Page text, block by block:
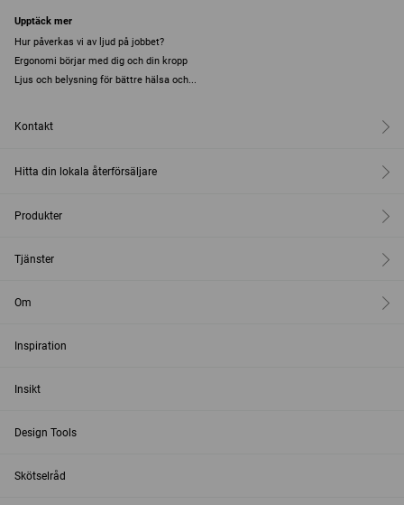
Upptäck mer
Hur påverkas vi av ljud på jobbet?
Ergonomi börjar med dig och din kropp
Ljus och belysning för bättre hälsa och...
Kontakt
Hitta din lokala återförsäljare
Produkter
Tjänster
Om
Inspiration
Insikt
Design Tools
Skötselråd